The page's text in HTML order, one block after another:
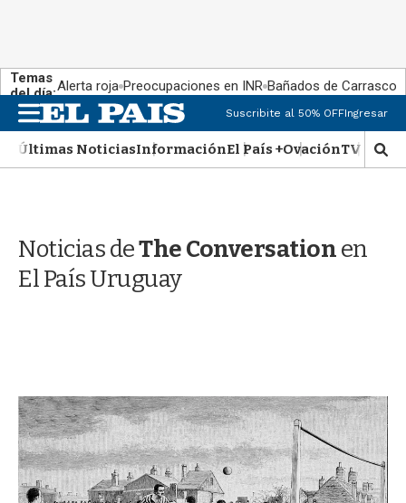
Temas
del día:Alerta roja Preocupaciones en INR Bañados de Carrasco
M
e
n
u
Suscribite al 50% OFFIngresar
Últimas NoticiasInformaciónEl País +OvaciónTV Show
M
o
d
a
Noticias deThe Conversationen
El País Uruguay